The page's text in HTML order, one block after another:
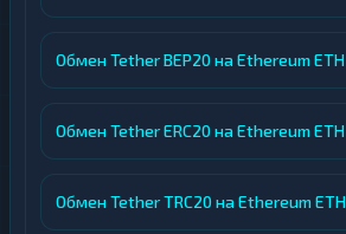
Обмен Tether BEP20 на Ethereum ETH
Обмен Tether ERC20 на Ethereum ETH
Обмен Tether TRC20 на Ethereum ETH